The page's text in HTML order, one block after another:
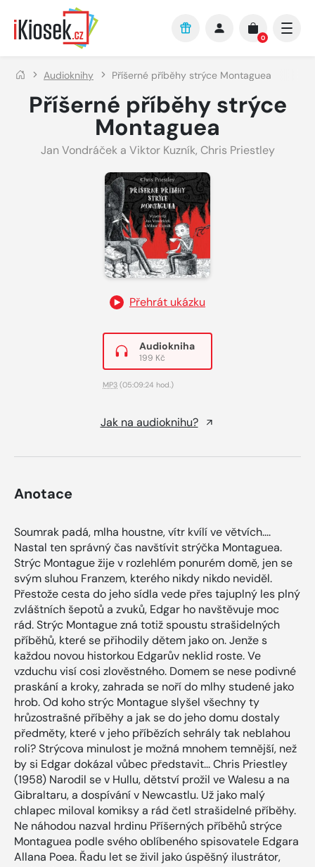
Přejít na hlavní obsah
0
Audioknihy Příšerné příběhy strýce Montaguea
Příšerné příběhy strýce
Montaguea
Jan Vondráček a Viktor Kuzník, Chris Priestley
Přehrát ukázku
Audiokniha
199 Kč
MP3 (05:09:24 hod.)
Jak na audioknihu?
Anotace
Soumrak padá, mlha houstne, vítr kvílí ve větvích....
Nastal ten správný čas navštívit strýčka Montaguea.
Strýc Montague žije v rozlehlém ponurém domě, jen se
svým sluhou Franzem, kterého nikdy nikdo neviděl.
Přestože cesta do jeho sídla vede přes tajuplný les plný
zvláštních šepotů a zvuků, Edgar ho navštěvuje moc
rád. Strýc Montague zná totiž spoustu strašidelných
příběhů, které se přihodily dětem jako on. Jenže s
každou novou historkou Edgarův neklid roste. Ve
vzduchu visí cosi zlověstného. Domem se nese podivné
praskání a kroky, zahrada se noří do mlhy studené jako
hrob. Od koho strýc Montague slyšel všechny ty
hrůzostrašné příběhy a jak se do jeho domu dostaly
předměty, které v jeho příbězích sehrály tak neblahou
roli? Strýcova minulost je možná mnohem temnější, než
by si Edgar dokázal vůbec představit... Chris Priestley
(1958) Narodil se v Hullu, dětství prožil ve Walesu a na
Gibraltaru, a dospívání v Newcastlu. Už jako malý
chlapec miloval komiksy a rád četl strašidelné příběhy.
Ne náhodou nazval hrdinu Příšerných příběhů strýce
Montaguea podle svého oblíbeného spisovatele Edgara
Allana Poea. Řadu let se živil jako úspěšný ilustrátor,